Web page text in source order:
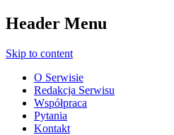
Header Menu
Skip to content
O Serwisie
Redakcja Serwisu
Współpraca
Pytania
Kontakt